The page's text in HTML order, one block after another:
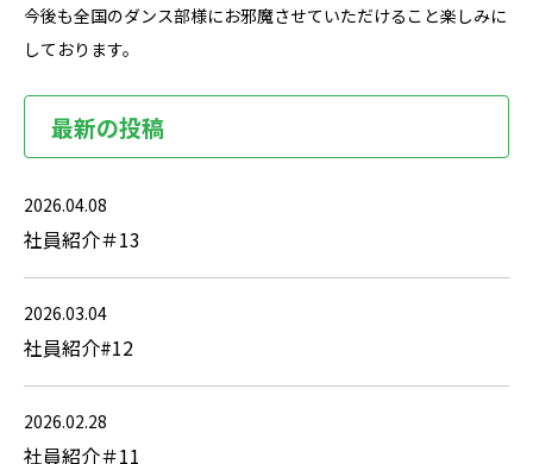
今後も全国のダンス部様にお邪魔させていただけること楽しみに
しております。
最新の投稿
2026.04.08
社員紹介＃13
2026.03.04
社員紹介#12
2026.02.28
社員紹介＃11